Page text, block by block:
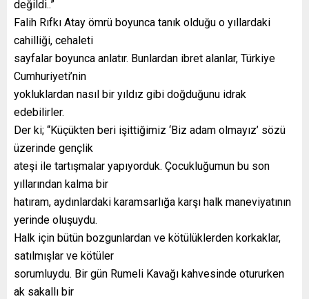
değildi..”
Falih Rıfkı Atay ömrü boyunca tanık olduğu o yıllardaki
cahilliği, cehaleti
sayfalar boyunca anlatır. Bunlardan ibret alanlar, Türkiye
Cumhuriyeti’nin
yokluklardan nasıl bir yıldız gibi doğduğunu idrak
edebilirler.
Der ki; “Küçükten beri işittiğimiz ‘Biz adam olmayız’ sözü
üzerinde gençlik
ateşi ile tartışmalar yapıyorduk. Çocukluğumun bu son
yıllarından kalma bir
hatıram, aydınlardaki karamsarlığa karşı halk maneviyatının
yerinde oluşuydu.
Halk için bütün bozgunlardan ve kötülüklerden korkaklar,
satılmışlar ve kötüler
sorumluydu. Bir gün Rumeli Kavağı kahvesinde otururken
ak sakallı bir